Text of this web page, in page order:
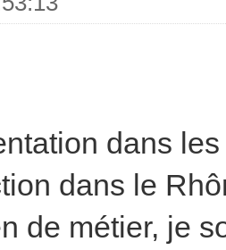
dans
dans le
de métier, je